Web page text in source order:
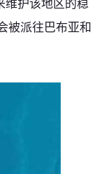
维护该地区的稳
被派往巴布亚和